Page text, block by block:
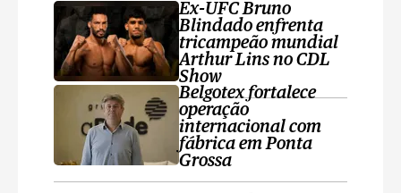
Ex-UFC Bruno
Blindado enfrenta
tricampeão mundial
Arthur Lins no CDL
Show
Belgotex fortalece
operação
internacional com
fábrica em Ponta
Grossa